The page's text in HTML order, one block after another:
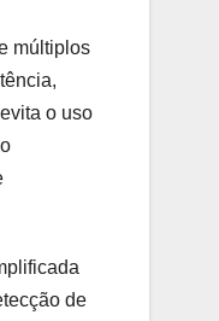
múltiplos
o uso
de